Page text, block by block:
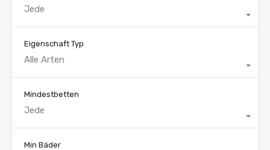
Jede
Eigenschaft Typ
Alle Arten
Mindestbetten
Jede
Min Bäder